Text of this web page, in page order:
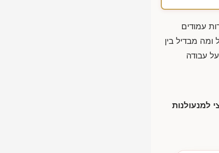
עמודים
מבדיל בין
עבודה
למנעולנות